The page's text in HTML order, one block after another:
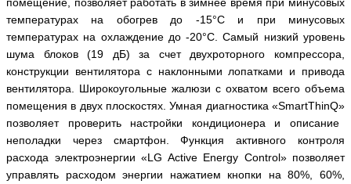
температурах на обогрев до -15°С и при минусовых
температурах на охлаждение до -20°С. Самый низкий уровень
шума блоков (19 дБ) за счет двухроторного компрессора,
конструкции вентилятора с наклонными лопатками и привода
вентилятора. Широкоугольные жалюзи с охватом всего объема
помещения в двух плоскостях. Умная диагностика «SmartThinQ»
позволяет проверить настройки кондиционера и описание
неполадки через смартфон.
Функция активного контроля
расхода электроэнергии «LG Active Energy Control» позволяет
управлять расходом энергии нажатием кнопки на 80%, 60%,